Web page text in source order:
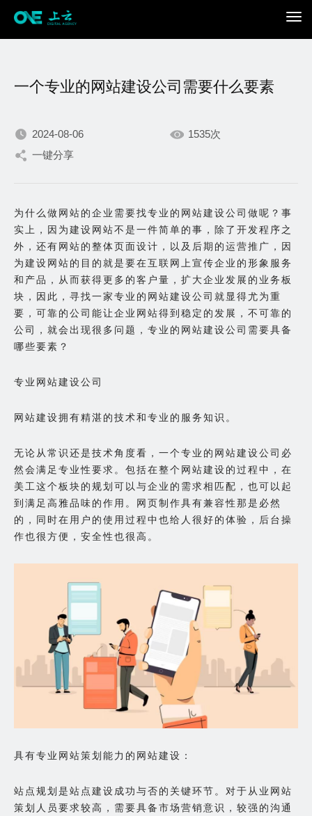
只为在数字世界打造更加
出色的你。
一个专业的网站建设公司需要什么要素
2024-08-06
1535次
一键分享
为什么做网站的企业需要找专业的网站建设公司做呢？事
实上，因为建设网站不是一件简单的事，除了开发程序之
外，还有网站的整体页面设计，以及后期的运营推广，因
为建设网站的目的就是要在互联网上宣传企业的形象服务
和产品，从而获得更多的客户量，扩大企业发展的业务板
块，因此，寻找一家专业的网站建设公司就显得尤为重
要，可靠的公司能让企业网站得到稳定的发展，不可靠的
公司，就会出现很多问题，专业的网站建设公司需要具备
哪些要素？
专业网站建设公司
网站建设拥有精湛的技术和专业的服务知识。
无论从常识还是技术角度看，一个专业的网站建设公司必
然会满足专业性要求。包括在整个网站建设的过程中，在
美工这个板块的规划可以与企业的需求相匹配，也可以起
到满足高雅品味的作用。网页制作具有兼容性那是必然
的，同时在用户的使用过程中也给人很好的体验，后台操
作也很方便，安全性也很高。
具有专业网站策划能力的网站建设：
站点规划是站点建设成功与否的关键环节。对于从业网站
策划人员要求较高，需要具备市场营销意识，较强的沟通